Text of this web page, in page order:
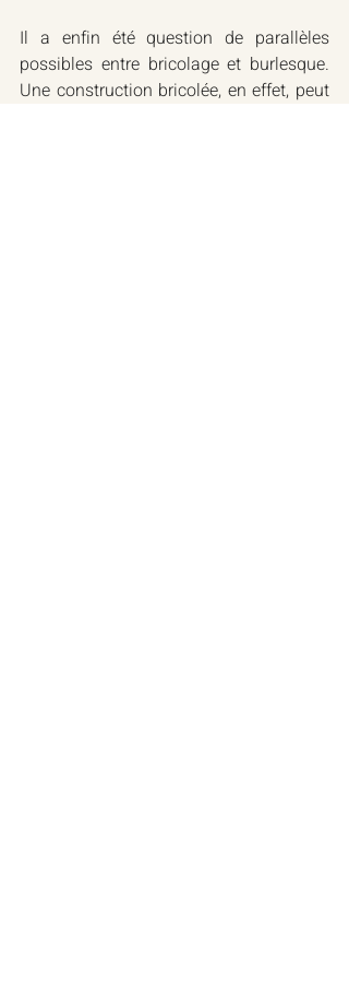
Il a enfin été question de parallèles
possibles entre bricolage et burlesque.
Une construction bricolée, en effet, peut